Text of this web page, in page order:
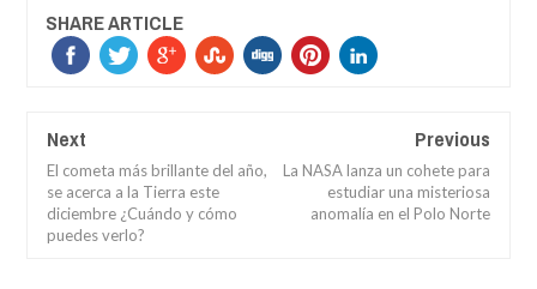
SHARE ARTICLE
Next
El cometa más brillante del año,
se acerca a la Tierra este
diciembre ¿Cuándo y cómo
puedes verlo?
Previous
La NASA lanza un cohete para
estudiar una misteriosa
anomalía en el Polo Norte